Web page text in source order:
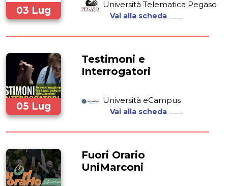
03 Lug
Università Telematica Pegaso
Vai alla scheda
05 Lug
Testimoni e
Interrogatori
Università eCampus
Vai alla scheda
Fuori Orario
UniMarconi